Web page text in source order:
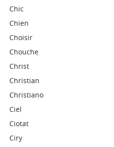
Chic
Chien
Choisir
Chouche
Christ
Christian
Christiano
Ciel
Ciotat
Ciry